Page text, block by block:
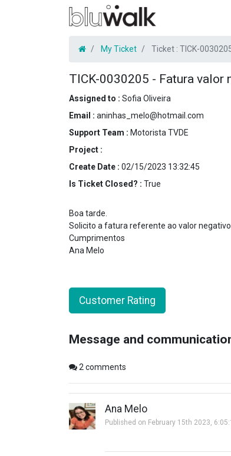
My Ticket Ticket : TICK-
TICK-0030205 - Fatura valor
Assigned to : Sofia Oliveira
Email : aninhas_melo@hotmail.com
Support Team : Motorista TVDE
Project :
Create Date : 02/15/2023 13:32:45
Is Ticket Closed? : True
Boa tarde.
Solicito a fatura referente ao valor negativo
Cumprimentos
Ana Melo
Customer Rating
Message and
2 comments
Ana Melo
Published on February 15th 2023,